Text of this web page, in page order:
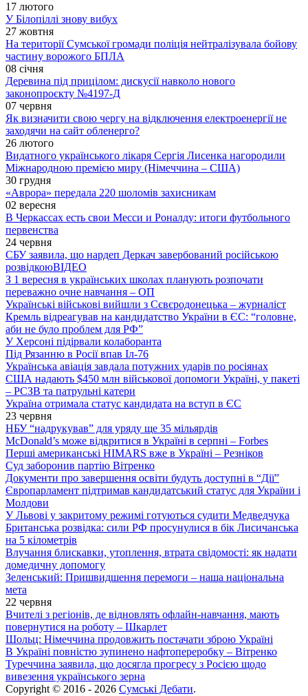
17 лютого
У Білопіллі знову вибух
27 жовтня
На території Сумської громади поліція нейтралізувала бойову
частину ворожого БПЛА
08 січня
Деревина під прицілом: дискусії навколо нового
законопроєкту №4197-Д
07 червня
Як визначити свою чергу на відключення електроенергії не
заходячи на сайт обленерго?
26 лютого
Видатного українського лікаря Сергія Лисенка нагородили
Міжнародною премією миру (Німеччина – США)
30 грудня
«Аврора» передала 220 шоломів захисникам
02 вересня
В Черкассах есть свои Месси и Роналду: итоги футбольного
первенства
24 червня
СБУ заявила, що нардеп Деркач завербований російською
розвідкоюВІДЕО
З 1 вересня в українських школах планують розпочати
переважно очне навчання – ОП
Українські військові вийшли з Сєвєродонецька – журналіст
Кремль відреагував на кандидатство України в ЄС: “головне,
аби не було проблем для РФ”
У Херсоні підірвали колаборанта
Під Рязанню в Росії впав Іл-76
Українська авіація завдала потужних ударів по росіянах
США надають $450 млн військової допомоги Україні, у пакеті
– РСЗВ та патрульні катери
Україна отримала статус кандидата на вступ в ЄС
23 червня
НБУ “надрукував” для уряду ще 35 мільярдів
McDonald’s може відкритися в Україні в серпні – Forbes
Перші американські HIMARS вже в Україні – Резніков
Суд заборонив партію Вітренко
Документи про завершення освіти будуть доступні в “Дії”
Європарламент підтримав кандидатський статус для України і
Молдови
У Львові у закритому режимі готуються судити Медведчука
Британська розвідка: сили РФ просунулися в бік Лисичанська
на 5 кілометрів
Влучання блискавки, утоплення, втрата свідомості: як надати
домедичну допомогу
Зеленський: Пришвидшення перемоги – наша національна
мета
22 червня
Вчителі з регіонів, де відновлять офлайн-навчання, мають
повернутися на роботу – Шкарлет
Шольц: Німеччина продовжить постачати зброю Україні
В Україні повністю зупинено нафтопереробку – Вітренко
Туреччина заявила, що досягла прогресу з Росією щодо
вивезення українського зерна
Copyright © 2016 - 2026 Сумські Дебати.